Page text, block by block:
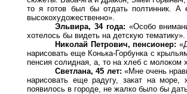
то я готов был бы отдать полтинник.
высокохудожественно».
Эльвира, 34 года: «Особо
хотелось бы видеть на детскую тематику».
Николай Петрович, пенсионер:
нарисовать еще Конька-Горбунка с
пенсия солидная, а, то на хлеб с молоком
Светлана, 45 лет: «Мне очень
нарисовать еще радугу, закат на море,
появилось в городе, не жалко было бы